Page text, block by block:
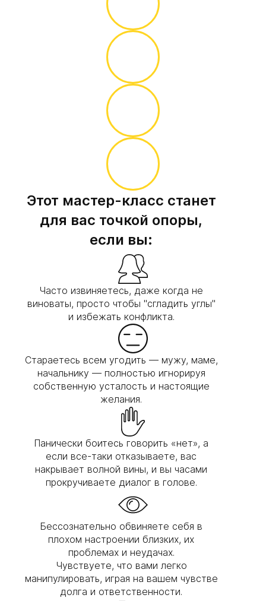
Этот мастер-класс станет
для вас точкой опоры,
если вы:
Часто извиняетесь, даже когда не
виноваты, просто чтобы "сгладить углы"
и избежать конфликта.
Стараетесь всем угодить — мужу, маме,
начальнику — полностью игнорируя
собственную усталость и настоящие
желания.
Панически боитесь говорить «нет», а
если все-таки отказываете, вас
накрывает волной вины, и вы часами
прокручиваете диалог в голове.
Бессознательно обвиняете себя в
плохом настроении близких, их
проблемах и неудачах.
Чувствуете, что вами легко
манипулировать, играя на вашем чувстве
долга и ответственности.